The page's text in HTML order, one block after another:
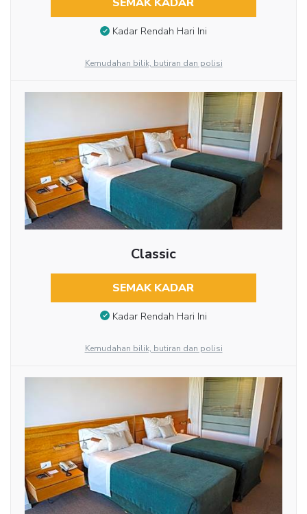
SEMAK KADAR
Kadar Rendah Hari Ini
Kemudahan bilik, butiran dan polisi
Classic
SEMAK KADAR
Kadar Rendah Hari Ini
Kemudahan bilik, butiran dan polisi